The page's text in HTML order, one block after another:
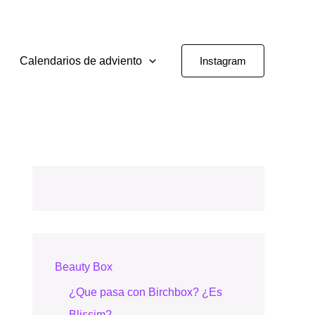
Calendarios de adviento Instagram
Beauty Box
¿Que pasa con Birchbox? ¿Es